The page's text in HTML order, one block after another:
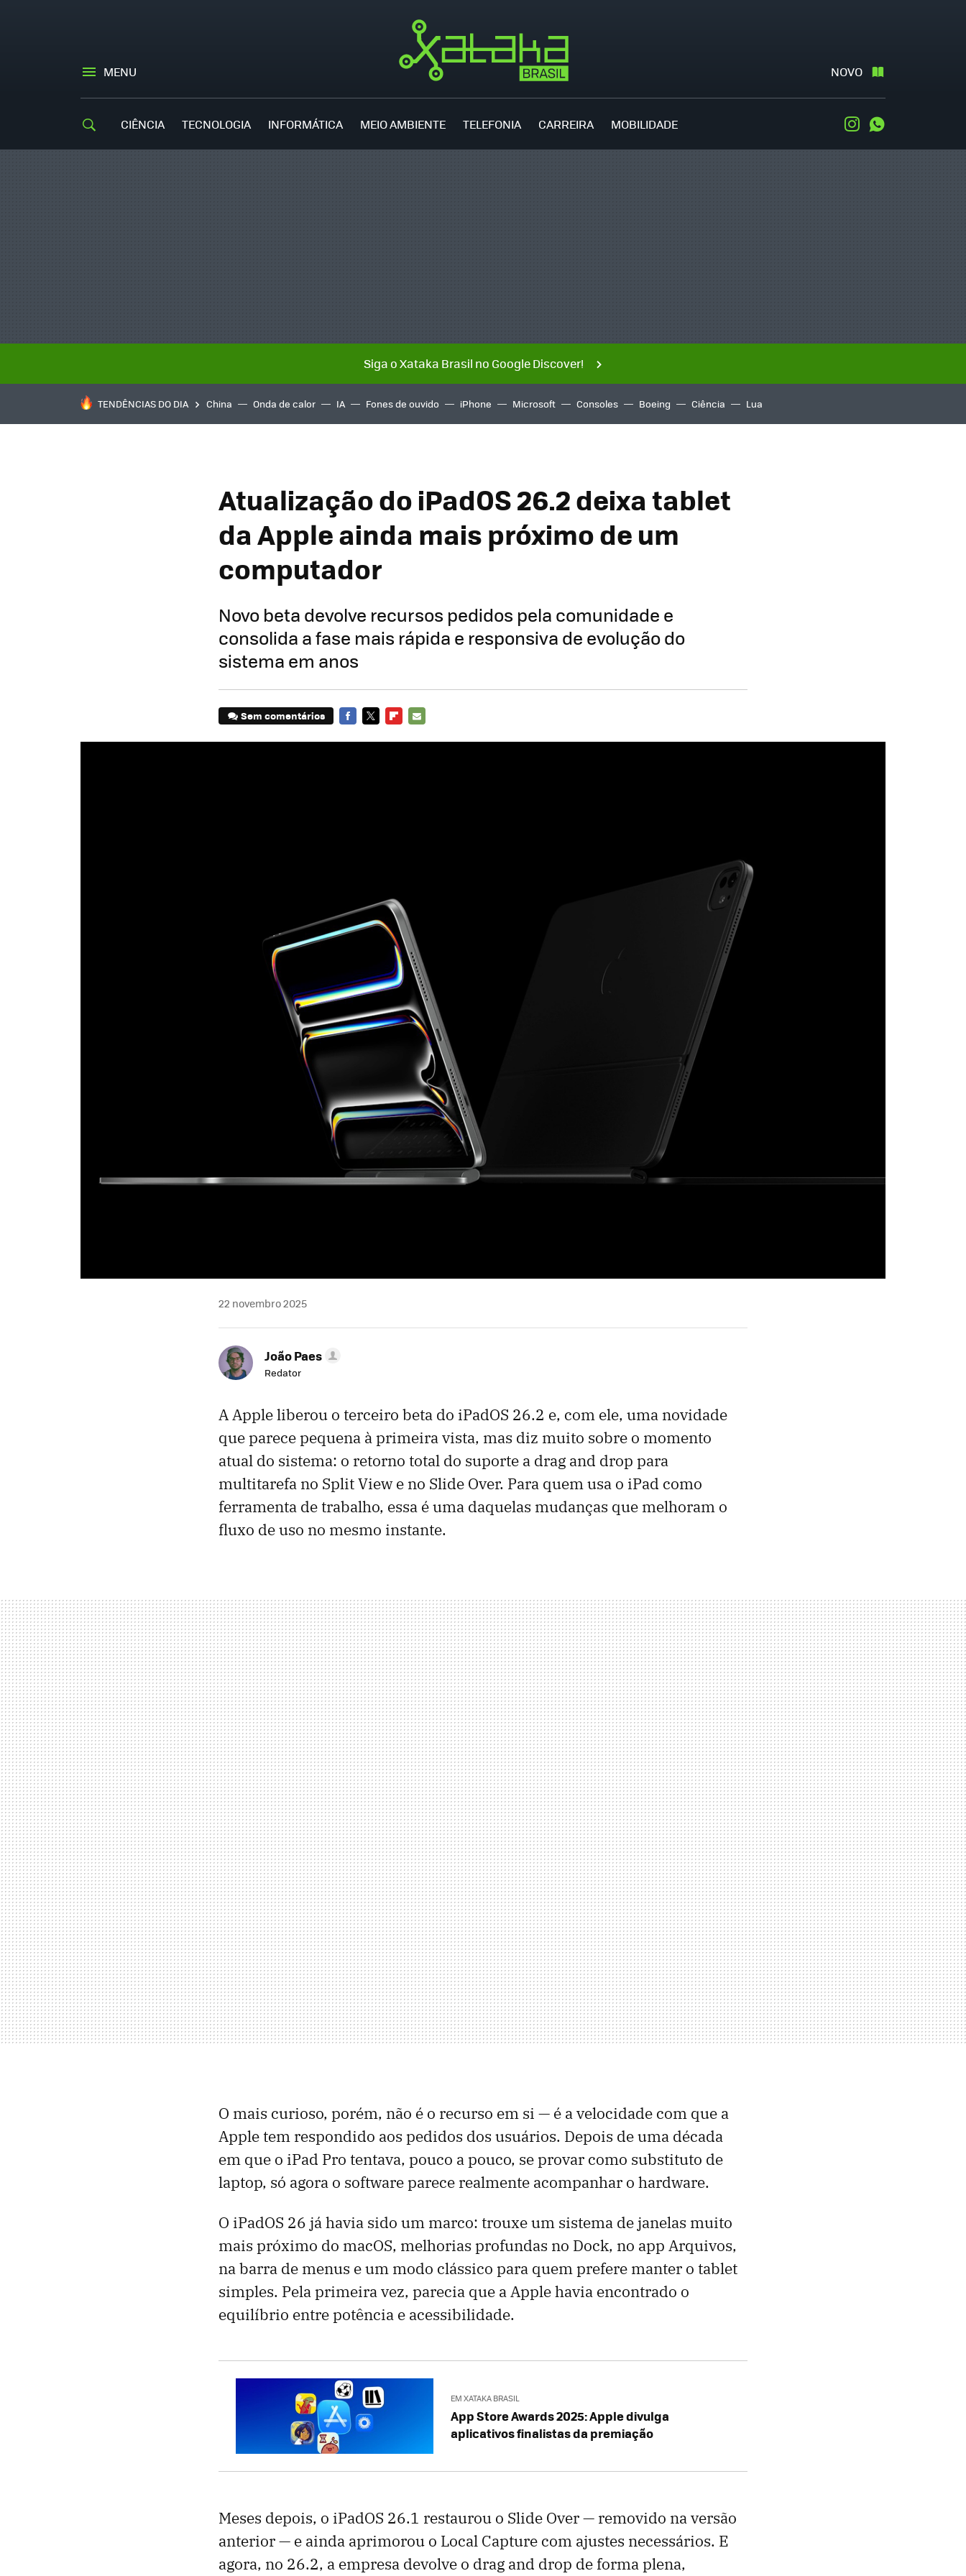
MENU NOVO
CIÊNCIA TECNOLOGIA INFORMÁTICA MEIO AMBIENTE TELEFONIA CARREIRA MOBILIDADE Instagram
Siga o Xataka Brasil no Google Discover!
TENDÊNCIAS DO DIA China Onda de calor IA Fones de ouvido iPhone Microsoft Consoles Boeing Ciência Lua
Atualização do iPadOS 26.2 deixa tablet
da Apple ainda mais próximo de um
computador
Novo beta devolve recursos pedidos pela comunidade e
consolida a fase mais rápida e responsiva de evolução do
sistema em anos
Sem comentários
22 novembro 2025
João Paes
Redator
A Apple liberou o terceiro beta do iPadOS 26.2 e, com ele, uma novidade
que parece pequena à primeira vista, mas diz muito sobre o momento
atual do sistema: o retorno total do suporte a drag and drop para
multitarefa no Split View e no Slide Over. Para quem usa o iPad como
ferramenta de trabalho, essa é uma daquelas mudanças que melhoram o
fluxo de uso no mesmo instante.
O mais curioso, porém, não é o recurso em si — é a velocidade com que a
Apple tem respondido aos pedidos dos usuários. Depois de uma década
em que o iPad Pro tentava, pouco a pouco, se provar como substituto de
laptop, só agora o software parece realmente acompanhar o hardware.
O iPadOS 26 já havia sido um marco: trouxe um sistema de janelas muito
mais próximo do macOS, melhorias profundas no Dock, no app Arquivos,
na barra de menus e um modo clássico para quem prefere manter o tablet
simples. Pela primeira vez, parecia que a Apple havia encontrado o
equilíbrio entre potência e acessibilidade.
EM XATAKA BRASIL
App Store Awards 2025: Apple divulga
aplicativos finalistas da premiação
Meses depois, o iPadOS 26.1 restaurou o Slide Over — removido na versão
anterior — e ainda aprimorou o Local Capture com ajustes necessários. E
agora, no 26.2, a empresa devolve o drag and drop de forma plena,